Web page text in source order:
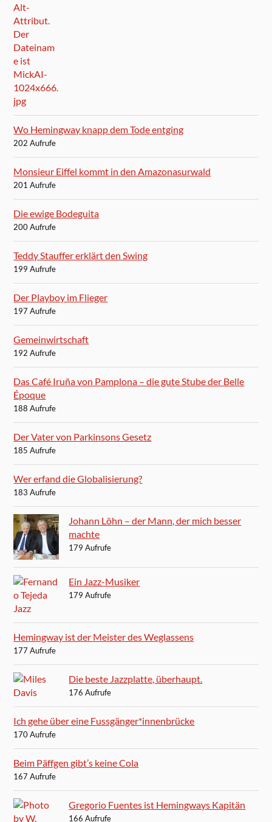
Wo Hemingway knapp dem Tode entging
202 Aufrufe
Monsieur Eiffel kommt in den Amazonasurwald
201 Aufrufe
Die ewige Bodeguita
200 Aufrufe
Teddy Stauffer erklärt den Swing
199 Aufrufe
Der Playboy im Flieger
197 Aufrufe
Gemeinwirtschaft
192 Aufrufe
Das Café Iruña von Pamplona – die gute Stube der Belle
Époque
188 Aufrufe
Der Vater von Parkinsons Gesetz
185 Aufrufe
Wer erfand die Globalisierung?
183 Aufrufe
Johann Löhn – der Mann, der mich besser
machte
179 Aufrufe
Ein Jazz-Musiker
179 Aufrufe
Hemingway ist der Meister des Weglassens
177 Aufrufe
Die beste Jazzplatte, überhaupt.
176 Aufrufe
Ich gehe über eine Fussgänger*innenbrücke
170 Aufrufe
Beim Päffgen gibt’s keine Cola
167 Aufrufe
Gregorio Fuentes ist Hemingways Kapitän
166 Aufrufe